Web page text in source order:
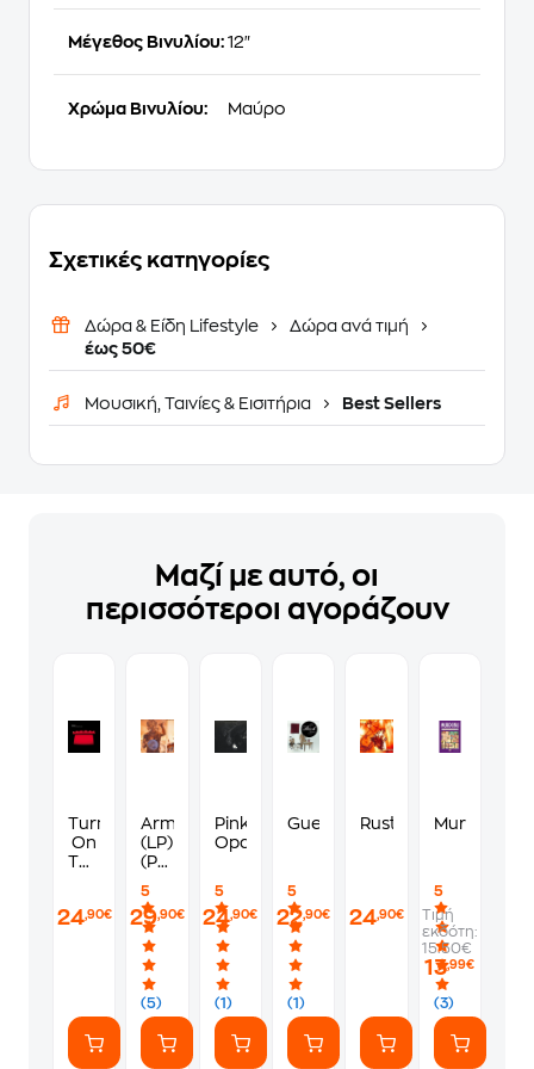
Μέγεθος Βινυλίου: 12"
Χρώμα Βινυλίου: Μαύρο
Σχετικές κατηγορίες
Δώρα & Είδη Lifestyle
Δώρα ανά τιμή
έως 50€
Μουσική, Ταινίες & Εισιτήρια Best Sellers
Μαζί με αυτό, οι
περισσότεροι αγοράζουν
Turn
On
The
24,90€
Armageddon
(LP)
(Public
5
(5)
29,90€
Pink
Opaque
5
(1)
24,90€
Guero
5
(1)
22,90€
Rusty
24,90€
Murdoku
5
(3)
Τιμή
εκδότη:
15.50€
13,99€